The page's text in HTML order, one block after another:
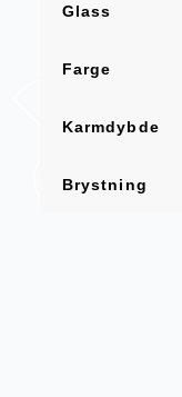
Glass
Farge
Karmdybde
Brystning